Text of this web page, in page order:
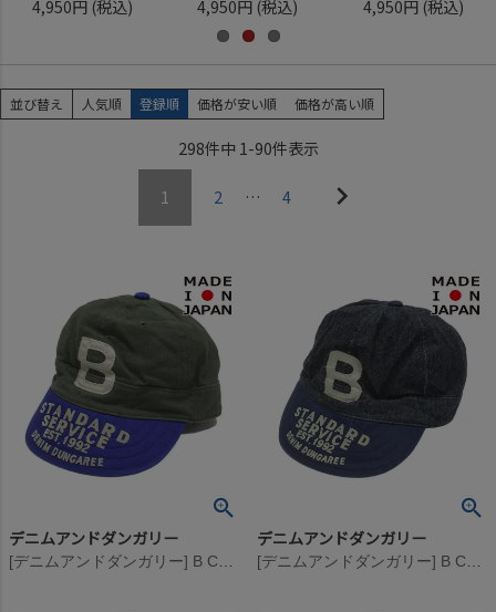
4,950円 (税込)
4,950円 (税込)
4,950円 (税込)
並び替え 人気順 登録順 価格が安い順 価格が高い順
298件中 1-90件表示
1 2 … 4
デニムアンドダンガリー デニムアンドダンガリー